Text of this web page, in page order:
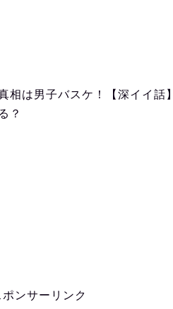
相は男子バスケ！【深イイ話】
？
ポンサーリンク